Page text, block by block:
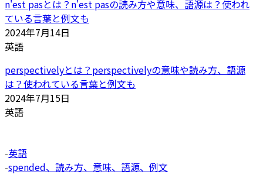
n'est pasとは？n'est pasの読み方や意味、語源は？使われ
ている言葉と例文も
2024年7月14日
英語
perspectivelyとは？perspectivelyの意味や読み方、語源
は？使われている言葉と例文も
2024年7月15日
英語
-英語
-spended、読み方、意味、語源、例文